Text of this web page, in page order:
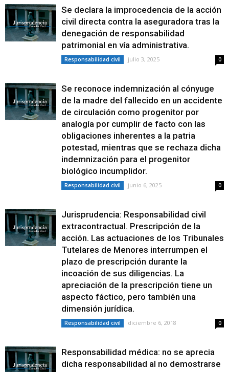
Se declara la improcedencia de la acción
civil directa contra la aseguradora tras la
denegación de responsabilidad
patrimonial en vía administrativa.
Responsabilidad civil julio 3, 2025 0
Se reconoce indemnización al cónyuge
de la madre del fallecido en un accidente
de circulación como progenitor por
analogía por cumplir de facto con las
obligaciones inherentes a la patria
potestad, mientras que se rechaza dicha
indemnización para el progenitor
biológico incumplidor.
Responsabilidad civil junio 6, 2025 0
Jurisprudencia: Responsabilidad civil
extracontractual. Prescripción de la
acción. Las actuaciones de los Tribunales
Tutelares de Menores interrumpen el
plazo de prescripción durante la
incoación de sus diligencias. La
apreciación de la prescripción tiene un
aspecto fáctico, pero también una
dimensión jurídica.
Responsabilidad civil diciembre 6, 2018 0
Responsabilidad médica: no se aprecia
dicha responsabilidad al no demostrarse